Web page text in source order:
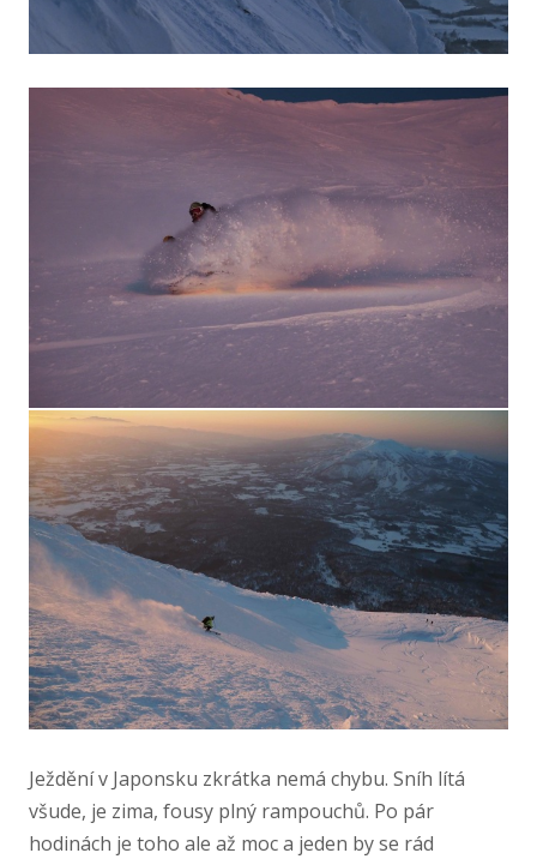
Ježdění v Japonsku zkrátka nemá chybu. Sníh lítá
všude, je zima, fousy plný rampouchů. Po pár
hodinách je toho ale až moc a jeden by se rád